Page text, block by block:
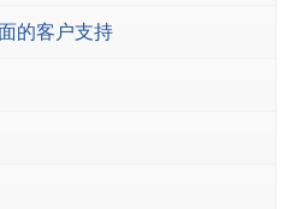
的客户支持